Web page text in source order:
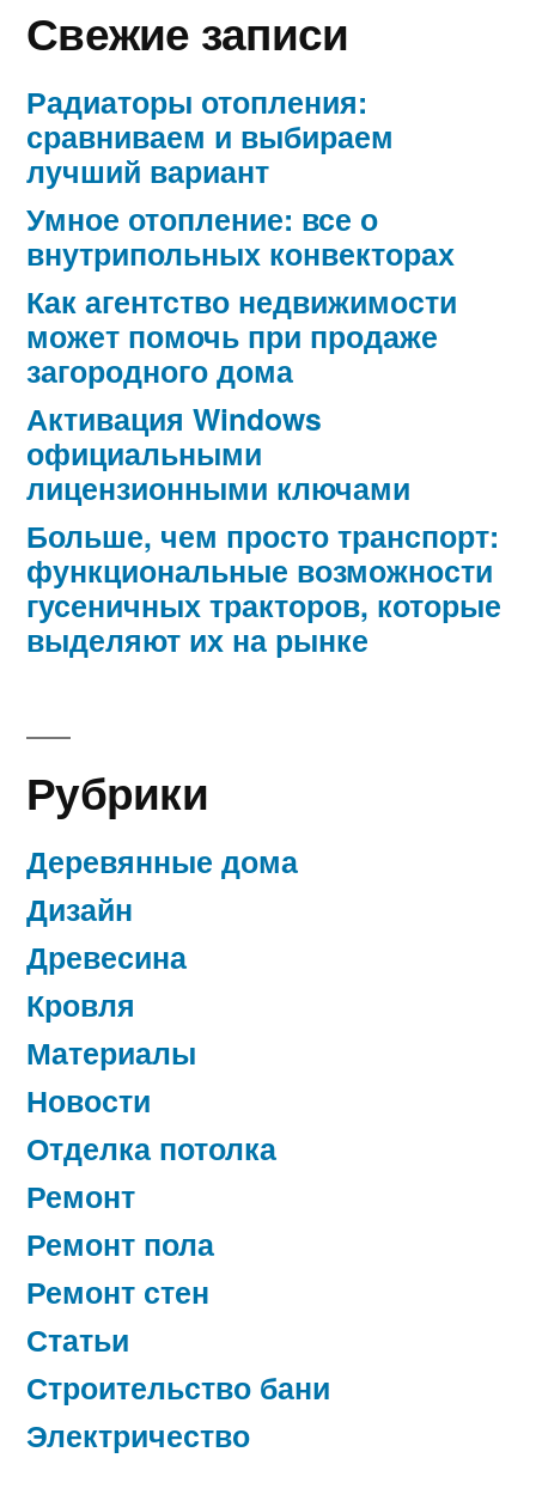
Свежие записи
Радиаторы отопления:
сравниваем и выбираем
лучший вариант
Умное отопление: все о
внутрипольных конвекторах
Как агентство недвижимости
может помочь при продаже
загородного дома
Активация Windows
официальными
лицензионными ключами
Больше, чем просто транспорт:
функциональные возможности
гусеничных тракторов, которые
выделяют их на рынке
Рубрики
Деревянные дома
Дизайн
Древесина
Кровля
Материалы
Новости
Отделка потолка
Ремонт
Ремонт пола
Ремонт стен
Статьи
Строительство бани
Электричество